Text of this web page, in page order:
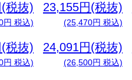
税抜)
円 税込)
23,155円(税抜)
(25,470円 税込)
税抜)
円 税込)
24,091円(税抜)
(26,500円 税込)